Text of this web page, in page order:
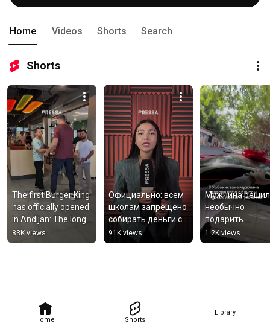
Home Shorts
Library
Home Videos Shorts Search
Shorts
The first Burger King
has officially opened
in Andijan: The long-
awaited opening
took place in An...
83K views
Официально: всем
школам запрещено
собирать деньги с
родителей за
аренду учебников
Согласно указу
91K views
Мужчина решил
необычно
подарить
культовый BMW,
украсив
автомобиль
1.2K views